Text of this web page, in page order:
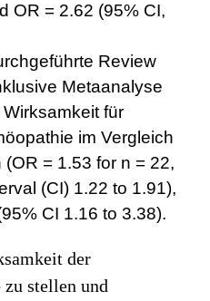
OR = 2.62 (95% CI,
Review
Metaanalyse
für
im Vergleich
= 1.53 for n = 22,
(CI) 1.22 to 1.91),
CI 1.16 to 3.38).
der
stellen und